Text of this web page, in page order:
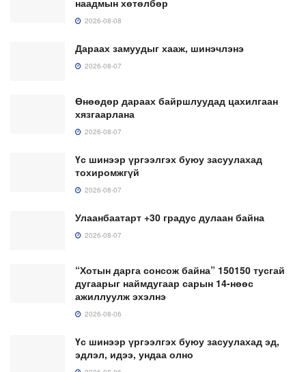
2026-08-08
Дараах замуудыг хааж, шинэчлэнэ
2026-08-07
Өнөөдөр дараах байршлуудад цахилгаан
хязгаарлана
2026-08-07
Үс шинээр үргээлгэх буюу засуулахад
тохиромжгүй
2026-08-07
Улаанбаатарт +30 градус дулаан байна
2026-08-07
“Хотын дарга сонсож байна” 150150 тусгай
дугаарыг наймдугаар сарын 14-нөөс
ажиллуулж эхэлнэ
2026-08-06
Үс шинээр үргээлгэх буюу засуулахад эд,
эдлэл, идээ, ундаа олно